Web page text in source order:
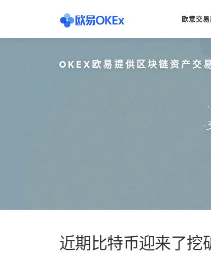
欧意交易
OKEX欧易提供区块链资产交
近期比特币迎来了挖